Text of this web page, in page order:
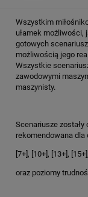
Wszystkim
ułamek możliwości,
gotowych
możliwością jego
Wszystkie
zawodowymi
maszynisty.
Scenariusze
rekomendowana dla
[7+], [10+], [13+],
oraz poziomy